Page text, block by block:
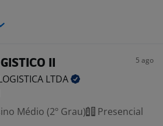
II 5 ago
LTDA
Médio (2º Grau) Presencial